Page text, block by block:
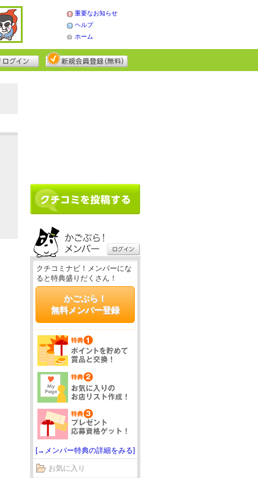
重要なお知らせ
ヘルプ
ホーム
クチコミナビ！メンバーにな
ると特典盛りだくさん！
かごぶら！
無料メンバー登録
[→メンバー特典の詳細をみる]
お気に入り